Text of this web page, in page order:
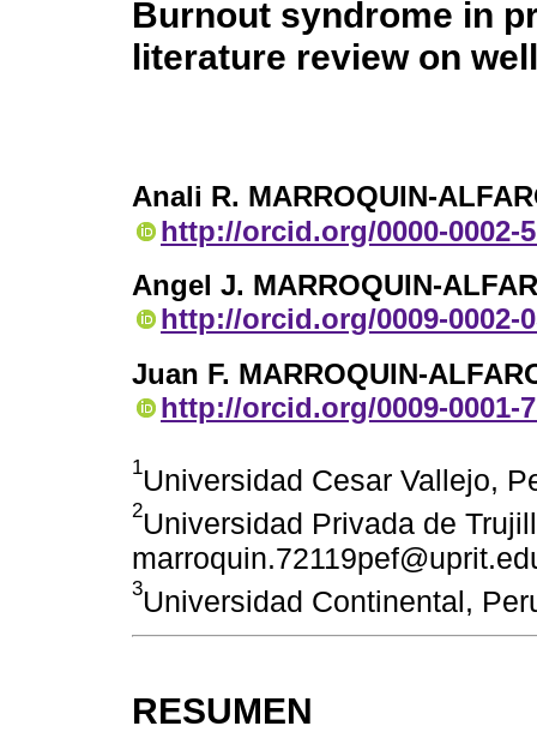
Burnout syndrome in
literature review on
Anali R. MARROQUIN-
http://orcid.org/0000-0002-
Angel J. MARROQUIN-
http://orcid.org/0009-0002-
Juan F. MARROQUIN-
http://orcid.org/0009-0001-
1Universidad Cesar Vallejo,
2Universidad Privada de
3Universidad Continental,
RESUMEN